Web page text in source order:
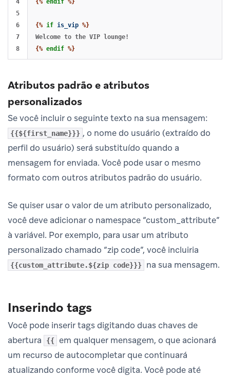
5
6
7
{% if is_vip %}
{% endif %}
Atributos padrão e atributos
personalizados
Se você incluir o seguinte texto na sua mensagem:
{{${first_name}}} , o nome do usuário (extraído do
perfil do usuário) será substituído quando a
mensagem for enviada. Você pode usar o mesmo
formato com outros atributos padrão do usuário.
Se quiser usar o valor de um atributo personalizado,
você deve adicionar o namespace “custom_attribute”
à variável. Por exemplo, para usar um atributo
personalizado chamado “zip code”, você incluiria
{{custom_attribute.${zip code}}} na sua mensagem.
Inserindo tags
Você pode inserir tags digitando duas chaves de
abertura
{{ em qualquer mensagem, o que acionará
um recurso de autocompletar que continuará
atualizando conforme você digita. Você pode até